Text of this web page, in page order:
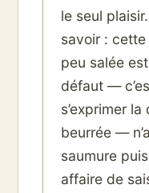
le seul
savoir :
peu salée
défaut —
s’exprimer
beurrée —
saumure
affaire de